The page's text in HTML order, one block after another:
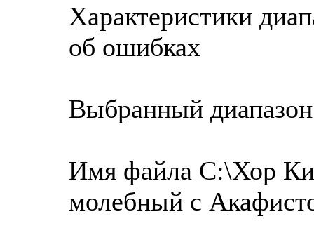
Характеристики
об ошибках
Выбранный диапазон
Имя файла C:\Хор
молебный с